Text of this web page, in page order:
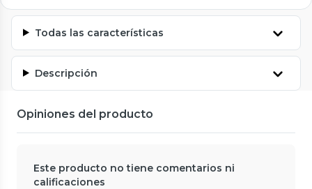
Todas las características
Descripción
Opiniones del producto
Este producto no tiene comentarios ni
calificaciones